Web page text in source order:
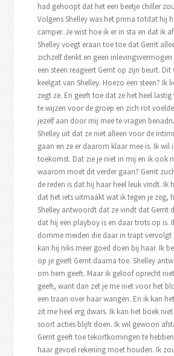
had gehoopt dat het een beetje chiller
Volgens Shelley was het prima totdat hij
camper. Je wist hoe ik er in sta en dat ik
Shelley voegt eraan toe toe dat Gerrit
zichzelf denkt en geen
een steen reageert Gerrit op zijn beurt. Dit
keelgat van Shelley. Hoezo een steen? Ik
zegt ze. En geeft toe dat ze het heel
te wijzen voor de groep en zich rot
jezelf aan door mij mee te vragen
Shelley uit dat ze niet alleen voor de
gaan en ze er daarom klaar mee is. Ik wil
toekomst. Dat zie je niet in mij en ik ook
waarom moet dit verder gaan? Gerrit
de reden is dat hij haar heel leuk vindt. Ik
dat het iets uitmaakt wat ik tegen je zeg,
Shelley antwoordt dat ze vindt dat Gerrit
dat hij een playboy is en daar trots op is.
domme meiden die daar in trapt vervolgt
kan hij niks meer goed doen bij haar. Ik
op je geeft Gerrit daarna toe. Shelley
om hem geeft. Maar ik geloof oprecht
geeft, want dan zet je me niet voor het
een traan over haar wangen. En ik kan
zit me heel erg dwars. Ik kan het boek
soort acties blijft doen. Ik wil gewoon
Gerrit geeft toe tekortkomingen te
haar gevoel rekening moet houden. Ik